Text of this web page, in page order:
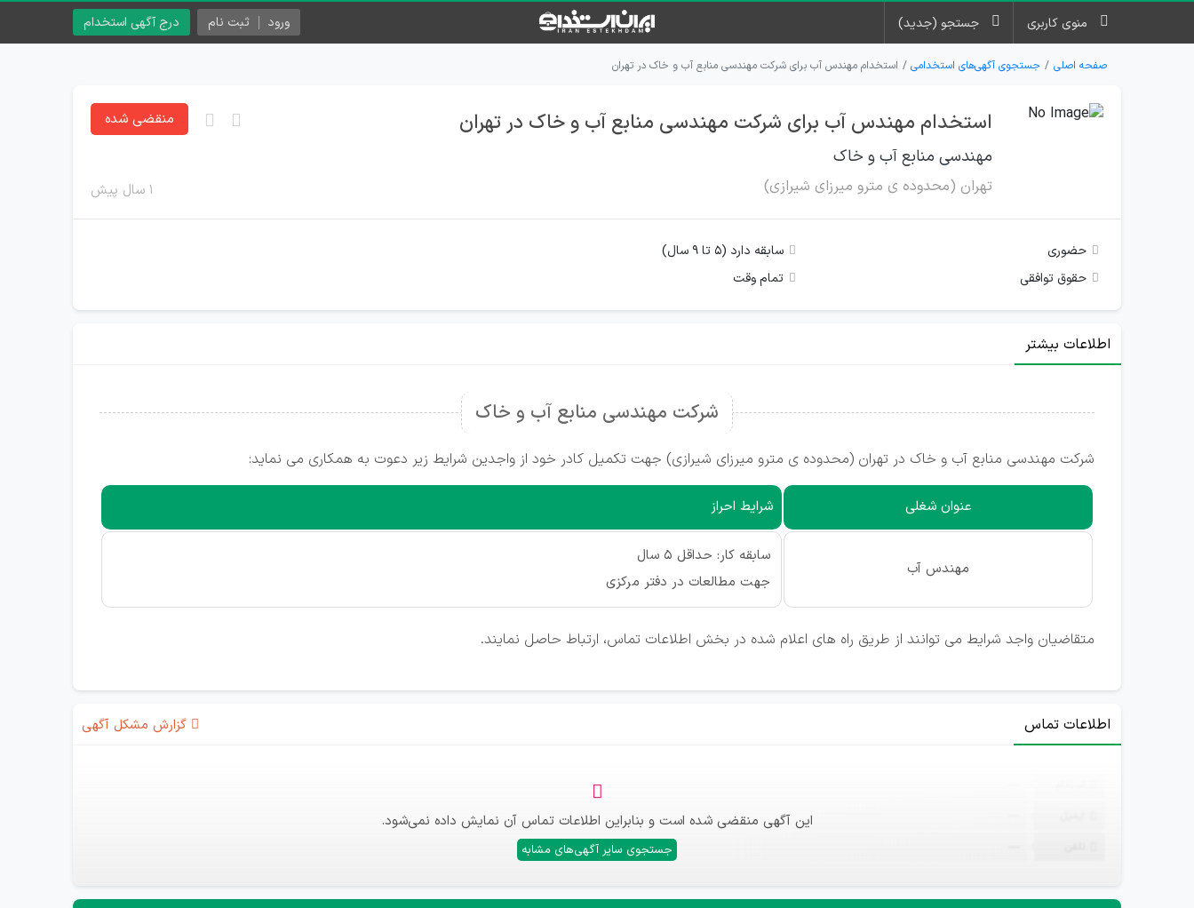
منوی کاربری جستجو (جدید) درج آگهی استخدام ورود ثبت نام
صفحه اصلی جستجوی آگهی‌های استخدامی استخدام مهندس آب برای شرکت مهندسی منابع آب و خاک در تهران
استخدام مهندس آب برای شرکت مهندسی منابع آب و خاک در تهران
مهندسی منابع آب و خاک
تهران (محدوده ی مترو میرزای شیرازی) ۱ سال پیش
منقضی شده
حضوری
سابقه دارد (۵ تا ۹ سال)
حقوق توافقی
تمام وقت
اطلاعات بیشتر
شرکت مهندسی منابع آب و خاک
شرکت مهندسی منابع آب و خاک در تهران (محدوده ی مترو میرزای شیرازی) جهت تکمیل کادر خود از واجدین شرایط زیر دعوت به همکاری می نماید:
عنوان شغلی شرایط احراز
مهندس آب
سابقه کار: حداقل 5 سال
جهت مطالعات در دفتر مرکزی
متقاضیان واجد شرایط می توانند از طریق راه های اعلام شده در بخش اطلاعات تماس، ارتباط حاصل نمایند.
اطلاعات تماس گزارش مشکل آگهی
این آگهی منقضی شده است و بنابراین اطلاعات تماس آن نمایش داده نمی‌شود.
جستجوی سایر آگهی‌های مشابه